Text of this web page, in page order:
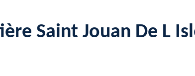
Saint Jouan De L